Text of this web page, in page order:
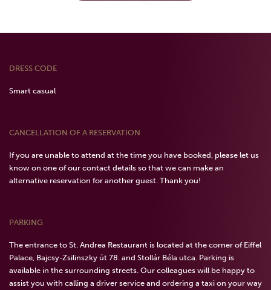
DRESS CODE
Smart casual
CANCELLATION OF A RESERVATION
If you are unable to attend at the time you have booked, please let us
know on one of our contact details so that we can make an
alternative reservation for another guest. Thank you!
PARKING
The entrance to St. Andrea Restaurant is located at the corner of Eiffel
Palace, Bajcsy-Zsilinszky út 78. and Stollár Béla utca. Parking is
available in the surrounding streets. Our colleagues will be happy to
assist you with calling a driver service and ordering a taxi on your way